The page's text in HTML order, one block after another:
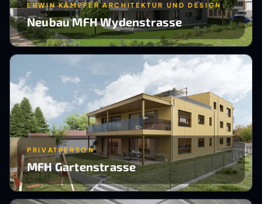
ERWIN KÄMPFER ARCHITEKTUR UND DESIGN
Neubau MFH Wydenstrasse
PRIVATPERSON
MFH Gartenstrasse